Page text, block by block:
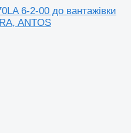
6-2-00 до вантажівки
ANTOS